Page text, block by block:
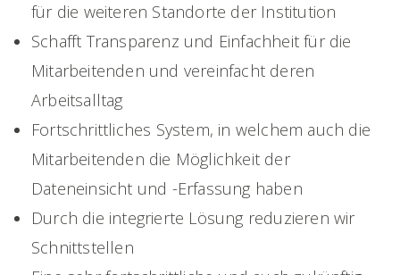
für die weiteren Standorte der Institution
Schafft Transparenz und Einfachheit für die
Mitarbeitenden und vereinfacht deren
Arbeitsalltag
Fortschrittliches System, in welchem auch die
Mitarbeitenden die Möglichkeit der
Dateneinsicht und -Erfassung haben
Durch die integrierte Lösung reduzieren wir
Schnittstellen